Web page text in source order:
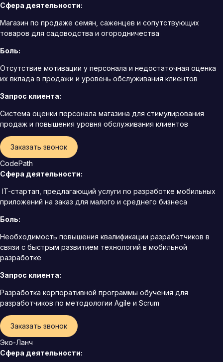
Сфера деятельности:
Магазин по продаже семян, саженцев и сопутствующих
товаров для садоводства и огородничества
Боль:
Отсутствие мотивации у персонала и недостаточная оценка
их вклада в продажи и уровень обслуживания клиентов
Запрос клиента:
Система оценки персонала магазина для стимулирования
продаж и повышения уровня обслуживания клиентов
Заказать звонок
CodePath
Сфера деятельности:
IT-стартап, предлагающий услуги по разработке мобильных
приложений на заказ для малого и среднего бизнеса
Боль:
Необходимость повышения квалификации разработчиков в
связи с быстрым развитием технологий в мобильной
разработке
Запрос клиента:
Разработка корпоративной программы обучения для
разработчиков по методологии Agile и Scrum
Заказать звонок
Эко-Ланч
Сфера деятельности: